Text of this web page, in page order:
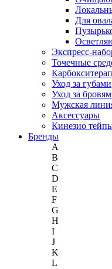
Для
Экспресс-
Точечные
Уход за губами
Уход за
Мужская
Аксессуары
Кинезио
Бренды
A
B
C
D
E
F
G
H
I
J
K
L